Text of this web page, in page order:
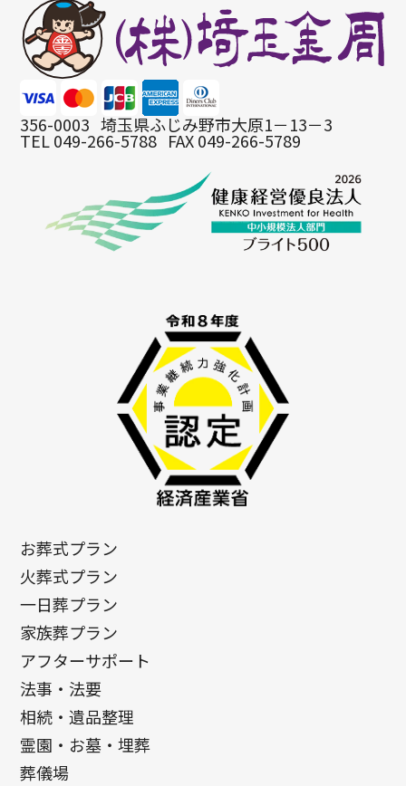
356-0003 埼玉県ふじみ野市大原1－13－3
TEL 049-266-5788 FAX 049-266-5789
お葬式プラン
火葬式プラン
一日葬プラン
家族葬プラン
アフターサポート
法事・法要
相続・遺品整理
霊園・お墓・埋葬
葬儀場